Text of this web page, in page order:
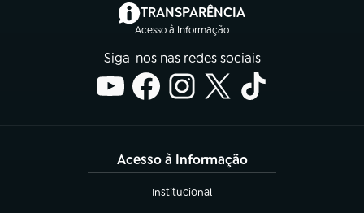
TRANSPARÊNCIA
Acesso à Informação
(abre em nova aba)
Siga-nos nas redes sociais
Acesso à Informação
Institucional
(abre em nova aba)